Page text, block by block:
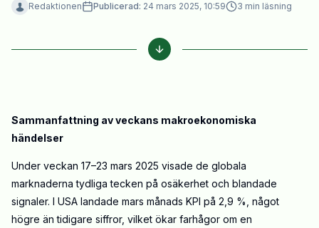
Redaktionen Publicerad: 24 mars 2025, 10:59 3 min läsning
Sammanfattning av veckans makroekonomiska
händelser
Under veckan 17–23 mars 2025 visade de globala
marknaderna tydliga tecken på osäkerhet och blandade
signaler. I USA landade mars månads KPI på 2,9 %, något
högre än tidigare siffror, vilket ökar farhågor om en